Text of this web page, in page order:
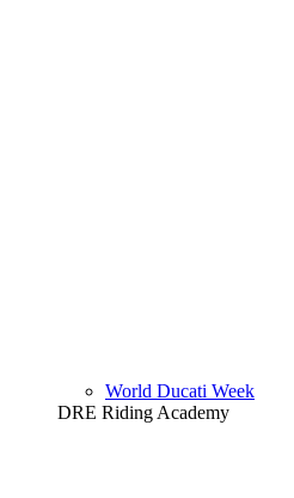
World Ducati Week
DRE Riding Academy